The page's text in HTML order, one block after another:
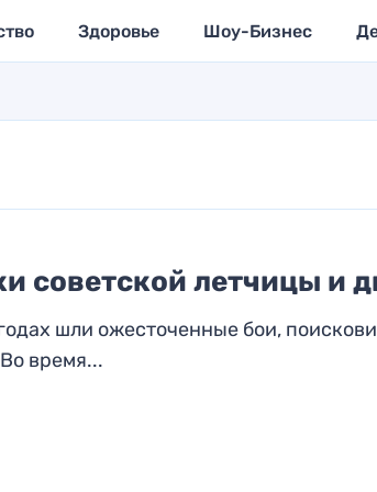
Здоровье Шоу-Бизнес
советской летчицы и
шли ожесточенные бои,
время...